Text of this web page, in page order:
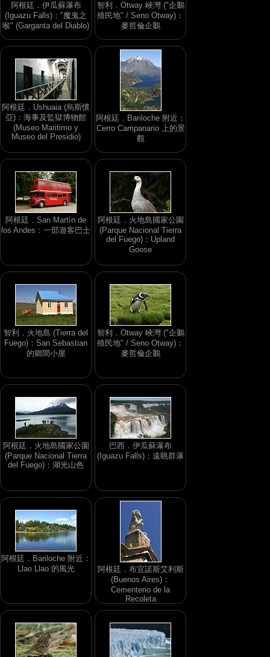
阿根廷．伊瓜蘇瀑布
(Iguazu Falls)："魔鬼之
喉" (Garganta del Diablo)
智利．Otway 峽灣 ("企鵝
殖民地" / Seno Otway)：
麥哲倫企鵝
阿根廷．Ushuaia (烏斯懷
亞)：海事及監獄博物館
(Museo Maritimo y
Museo del Presidio)
阿根廷．Bariloche 附近：
Cerro Campanario 上的景
觀
阿根廷．San Martín de
los Andes：一部遊客巴士
阿根廷．火地島國家公園
(Parque Nacional Tierra
del Fuego)：Upland
Goose
智利．火地島 (Tierra del
Fuego)：San Sebastian
的鄉間小屋
智利．Otway 峽灣 ("企鵝
殖民地" / Seno Otway)：
麥哲倫企鵝
阿根廷．火地島國家公園
(Parque Nacional Tierra
del Fuego)：湖光山色
巴西．伊瓜蘇瀑布
(Iguazu Falls)：遠眺群瀑
阿根廷．Bariloche 附近：
Llao Llao 的風光
阿根廷．布宜諾斯艾利斯
(Buenos Aires)：
Cementerio de la
Recoleta